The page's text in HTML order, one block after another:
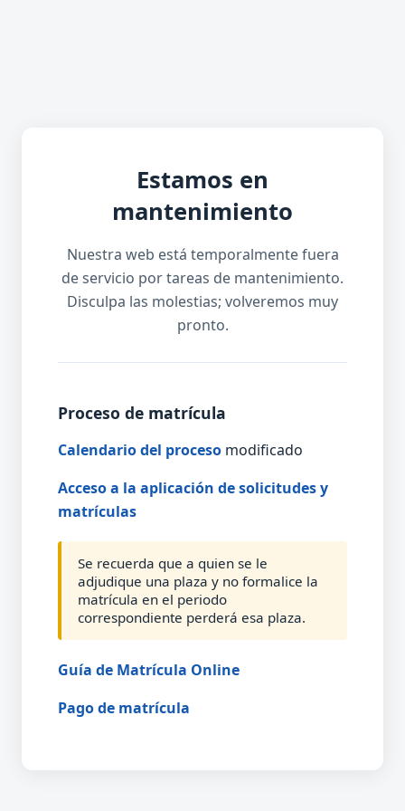
Estamos en
mantenimiento
Nuestra web está temporalmente fuera
de servicio por tareas de mantenimiento.
Disculpa las molestias; volveremos muy
pronto.
Proceso de matrícula
Calendario del proceso modificado
Acceso a la aplicación de solicitudes y
matrículas
Se recuerda que a quien se le
adjudique una plaza y no formalice la
matrícula en el periodo
correspondiente perderá esa plaza.
Guía de Matrícula Online
Pago de matrícula